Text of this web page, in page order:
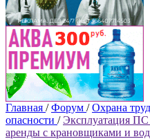
Главная / Форум / Охрана
опасности / Эксплуатация ПС
аренды с крановщиками и